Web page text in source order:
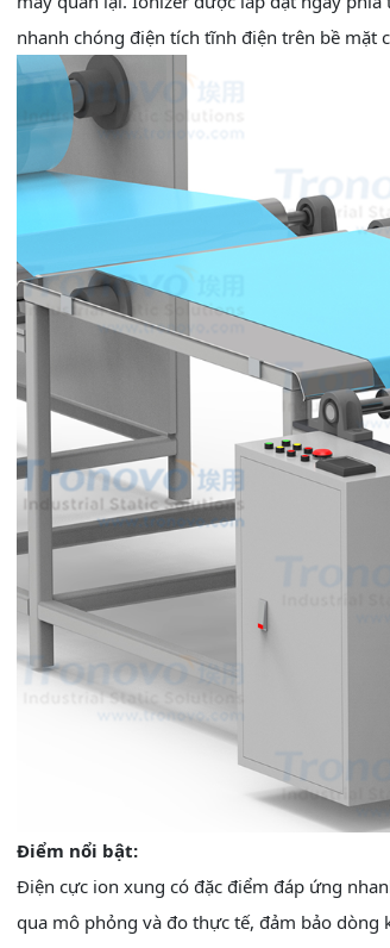
nhanh chóng điện tích tĩnh điện trên bề
Điểm nổi bật:
Điện cực ion xung có đặc điểm đáp ứng
qua mô phỏng và đo thực tế, đảm bảo